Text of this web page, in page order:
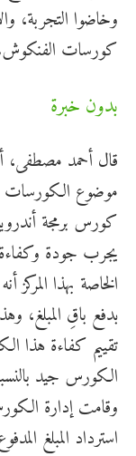
وخاضوا التجربة،
كورسات
بدون خبرة
قال أحمد مصطفى،
موضوع الكورسات
كورس برمجة
يجرب جودة
الخاصة بهذا
بدفع باقِ المبلغ،
تقييم كفاءة هذا
الكورس جيد
وقامت إدارة
استرداد المبلغ